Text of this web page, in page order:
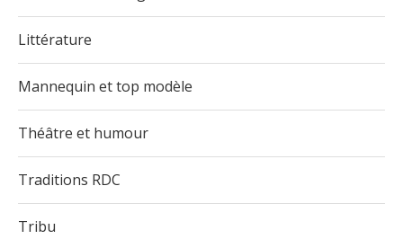
Littérature
Mannequin et top modèle
Théâtre et humour
Traditions RDC
Tribu